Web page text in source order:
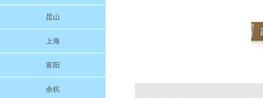
昆山
上海
富阳
余杭